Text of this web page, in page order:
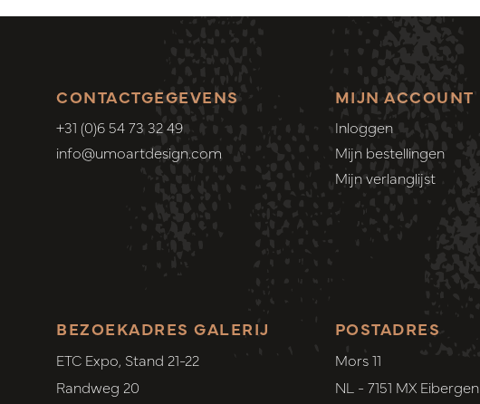
CONTACTGEGEVENS
+31 (0)6 54 73 32 49
info@umoartdesign.com
MIJN ACCOUNT
Inloggen
Mijn bestellingen
Mijn verlanglijst
POSTADRES
Mors 11
NL - 7151 MX Eibergen
BEZOEKADRES GALERIJ
ETC Expo, Stand 21-22
Randweg 20